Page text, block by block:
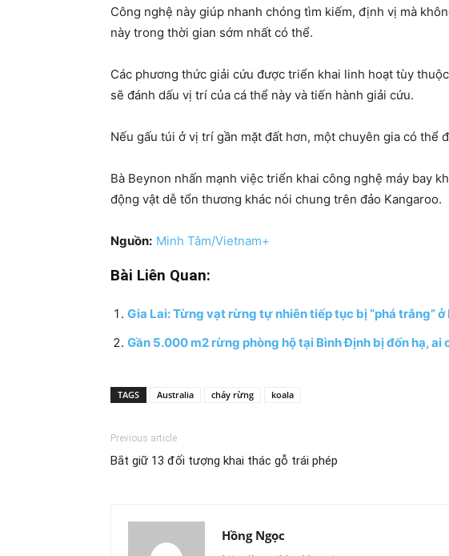
Công nghệ này giúp nhanh chóng tìm kiếm, định vị mà
này trong thời gian sớm nhất có thể.
Các phương thức giải cứu được triển khai linh hoạt tùy
sẽ đánh dấu vị trí của cá thể này và tiến hành giải cứu.
Nếu gấu túi ở vị trí gần mặt đất hơn, một chuyên gia có thể
Bà Beynon nhấn mạnh việc triển khai công nghệ máy bay
động vật dễ tổn thương khác nói chung trên đảo Kangaroo.
Nguồn: Minh Tâm/Vietnam+
Bài Liên Quan:
Gia Lai: Từng vạt rừng tự nhiên tiếp tục bị “phá trắng” ở
Gần 5.000 m2 rừng phòng hộ tại Bình Định bị đốn hạ, ai
TAGS Australia cháy rừng koala
Previous article
Bắt giữ 13 đối tượng khai thác gỗ trái phép
Hồng Ngọc